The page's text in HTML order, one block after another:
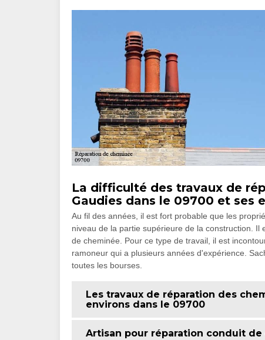
La difficulté des travaux de
Gaudies dans le 09700 et ses
Au fil des années, il est fort probable que les
niveau de la partie supérieure de la construction.
de cheminée. Pour ce type de travail, il est
ramoneur qui a plusieurs années d'expérience.
toutes les bourses.
Les travaux de réparation des
environs dans le 09700
Artisan pour réparation conduit de